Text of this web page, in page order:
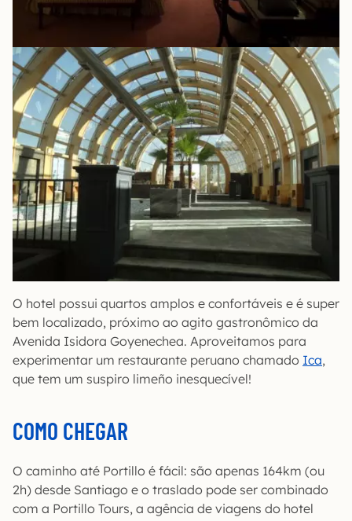
O hotel possui quartos amplos e confortáveis e é super
bem localizado, próximo ao agito gastronômico da
Avenida Isidora Goyenechea. Aproveitamos para
experimentar um restaurante peruano chamado Ica,
que tem um suspiro limeño inesquecível!
COMO CHEGAR
O caminho até Portillo é fácil: são apenas 164km (ou
2h) desde Santiago e o traslado pode ser combinado
com a Portillo Tours, a agência de viagens do hotel